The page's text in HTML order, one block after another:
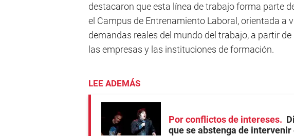
destacaron que esta línea de trabajo forma parte
el Campus de Entrenamiento Laboral, orientada a
demandas reales del mundo del trabajo, a partir
las empresas y las instituciones de formación.
LEE ADEMÁS
Por conflictos de intereses
que se abstenga de